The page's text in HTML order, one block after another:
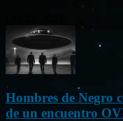
Hombres de Negro
de un encuentro